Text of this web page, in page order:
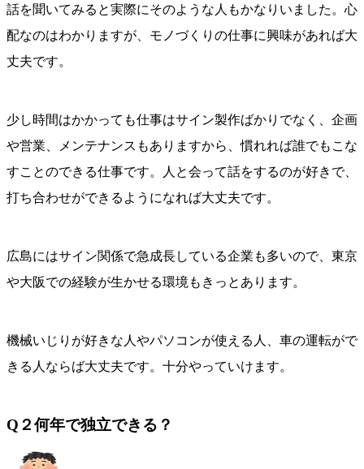
話を聞いてみると実際にそのような人もかなりいました。心
配なのはわかりますが、モノづくりの仕事に興味があれば大
丈夫です。
少し時間はかかっても仕事はサイン製作ばかりでなく、企画
や営業、メンテナンスもありますから、慣れれば誰でもこな
すことのできる仕事です。人と会って話をするのが好きで、
打ち合わせができるようになれば大丈夫です。
広島にはサイン関係で急成長している企業も多いので、東京
や大阪での経験が生かせる環境もきっとあります。
機械いじりが好きな人やパソコンが使える人、車の運転がで
きる人ならば大丈夫です。十分やっていけます。
Q２何年で独立できる？